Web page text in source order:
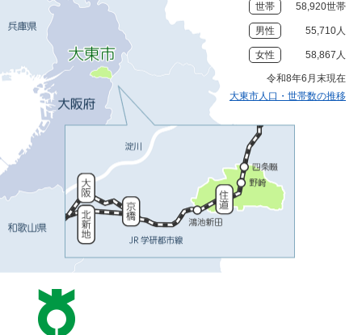
世帯 58,920世帯
男性 55,710人
女性 58,867人
令和8年6月末現在
大東市人口・世帯数の推移